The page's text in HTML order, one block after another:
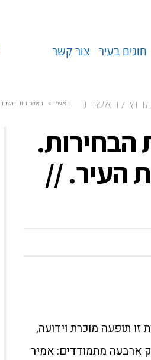
חוגים בעיר צור קשר
לראשות ראשי » ראשי הוד השרון
הבחירות.
העיר. //
תופעה מוכרת וידועה,
ארבעה מתמודדים: אמיר